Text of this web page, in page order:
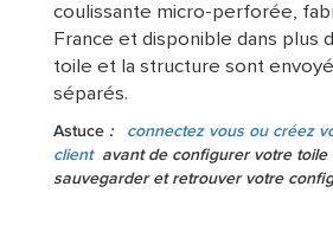
coulissante micro-perforée,
France et disponible dans plus
toile et la structure sont
séparés.
Astuce :
connectez vous ou créez
client avant de configurer votre toile
sauvegarder et retrouver votre